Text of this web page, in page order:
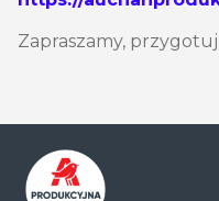
Zapraszamy, przygotuj